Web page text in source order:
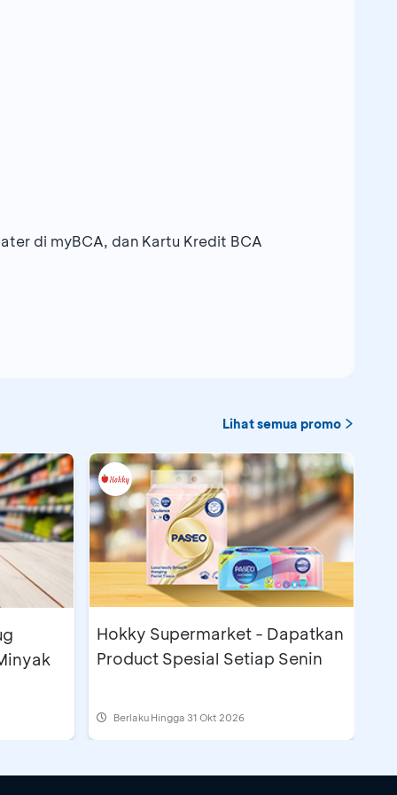
di myBCA, dan Kartu Kredit BCA
Lihat semua promo
Hokky Supermarket - Dapatkan
Product Spesial Setiap Senin
Berlaku Hingga 31 Okt 2026